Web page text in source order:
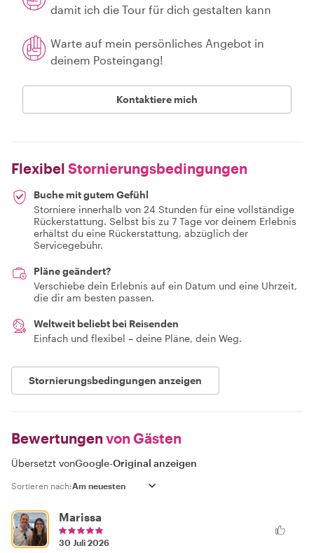
damit ich die Tour für dich gestalten kann
Warte auf mein persönliches Angebot in
deinem Posteingang!
Kontaktiere mich
Flexibel Stornierungsbedingungen
Buche mit gutem Gefühl
Storniere innerhalb von 24 Stunden für eine vollständige
Rückerstattung. Selbst bis zu 7 Tage vor deinem Erlebnis
erhältst du eine Rückerstattung, abzüglich der
Servicegebühr.
Pläne geändert?
Verschiebe dein Erlebnis auf ein Datum und eine Uhrzeit,
die dir am besten passen.
Weltweit beliebt bei Reisenden
Einfach und flexibel – deine Pläne, dein Weg.
Stornierungsbedingungen anzeigen
Bewertungen von Gästen
Übersetzt vonGoogle-Original anzeigen
Sortieren nach:
Marissa
30 Juli 2026